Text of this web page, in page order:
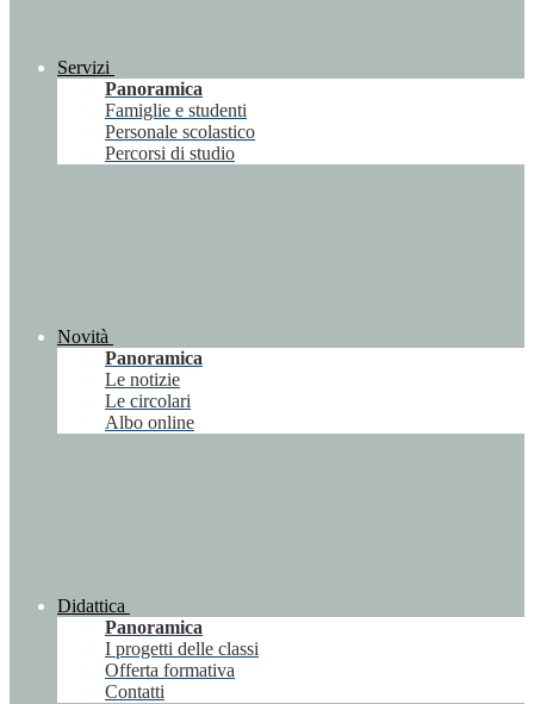
Servizi
Panoramica
Famiglie e studenti
Personale scolastico
Percorsi di studio
Novità
Panoramica
Le notizie
Le circolari
Albo online
Didattica
Panoramica
I progetti delle classi
Offerta formativa
Contatti